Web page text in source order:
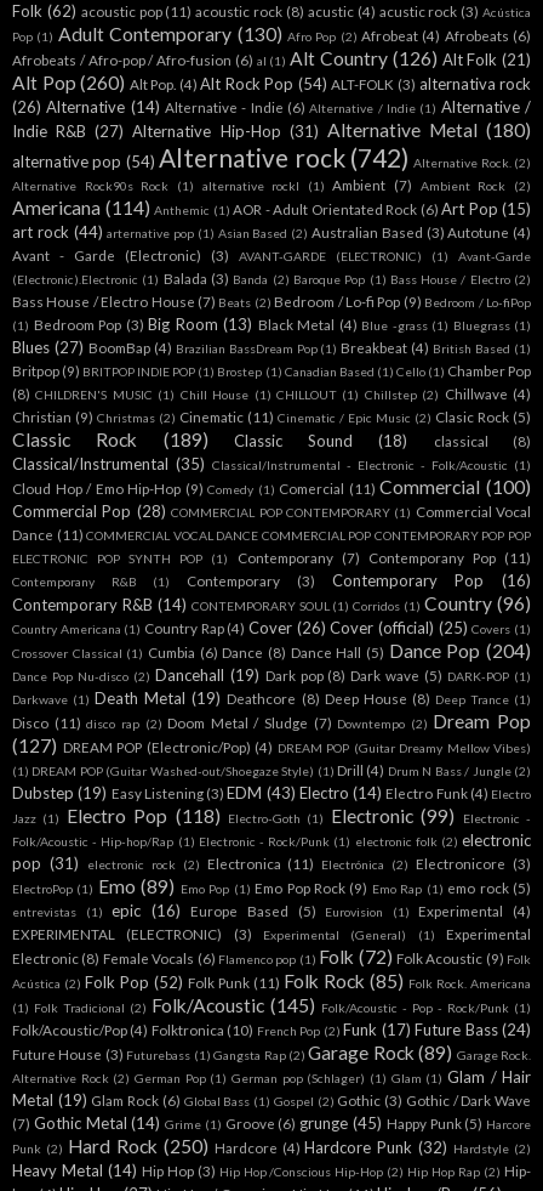
Folk (62) acoustic pop (11) acoustic rock (8) acustic (4) acustic rock (3) Acústica
Pop (1) Adult Contemporary (130) Afro Pop (2) Afrobeat (4) Afrobeats (6)
Afrobeats / Afro-pop / Afro-fusion (6) al (1) Alt Country (126) Alt Folk (21)
Alt Pop (260) Alt Pop. (4) Alt Rock Pop (54) ALT-FOLK (3) alternativa rock
(26) Alternative (14) Alternative - Indie (6) Alternative / Indie (1) Alternative /
Indie R&B (27) Alternative Hip-Hop (31) Alternative Metal (180)
alternative pop (54) Alternative rock (742) Alternative Rock. (2)
Alternative Rock90s Rock
(1) alternative rockl (1) Ambient (7) Ambient Rock (2)
Americana (114) Anthemic (1) AOR - Adult Orientated Rock (6) Art Pop (15)
art rock (44) arternative pop (1) Asian Based (2) Australian Based (3) Autotune (4)
Avant - Garde (Electronic)
(3) AVANT-GARDE (ELECTRONIC) (1)
Avant-Garde
(Electronic).Electronic (1) Balada (3) Banda (2) Baroque Pop (1) Bass House / Electro (2)
Bass House / Electro House (7) Beats (2) Bedroom / Lo-fi Pop (9) Bedroom / Lo-fiPop
(1) Bedroom Pop (3) Big Room (13) Black Metal (4) Blue -grass (1) Bluegrass (1)
Blues (27) BoomBap (4) Brazilian BassDream Pop (1) Breakbeat (4) British Based (1)
Britpop (9) BRITPOP INDIE POP (1) Brostep (1) Canadian Based (1) Cello (1) Chamber Pop
(8) CHILDREN'S MUSIC (1) Chill House (1) CHILLOUT (1) Chillstep (2) Chillwave (4)
Christian (9) Christmas (2) Cinematic (11) Cinematic / Epic Music (2) Clasic Rock (5)
Classic Rock (189) Classic Sound (18) classical (8)
Classical/Instrumental (35) Classical/Instrumental - Electronic - Folk/Acoustic (1)
Cloud Hop / Emo Hip-Hop (9) Comedy (1) Comercial (11) Commercial (100)
Commercial Pop (28) COMMERCIAL POP CONTEMPORARY (1) Commercial Vocal
Dance (11) COMMERCIAL VOCAL DANCE COMMERCIAL POP CONTEMPORARY POP POP
ELECTRONIC POP SYNTH POP
(1) Contemporany (7) Contemporany Pop (11)
Contemporany R&B (1) Contemporary (3) Contemporary Pop
(16)
Contemporary R&B (14) CONTEMPORARY SOUL (1) Corridos (1) Country (96)
Country Americana (1) Country Rap (4) Cover (26) Cover (official) (25) Covers (1)
Crossover Classical (1) Cumbia (6) Dance (8) Dance Hall (5) Dance Pop (204)
Dance Pop Nu-disco (2) Dancehall (19) Dark pop (8) Dark wave (5) DARK-POP (1)
Darkwave (1) Death Metal (19) Deathcore (8) Deep House (8) Deep Trance (1)
Disco (11) disco rap (2) Doom Metal / Sludge (7) Downtempo (2) Dream Pop
(127) DREAM POP (Electronic/Pop) (4) DREAM POP (Guitar Dreamy Mellow Vibes)
(1) DREAM POP (Guitar Washed-out/Shoegaze Style) (1) Drill (4) Drum N Bass / Jungle (2)
Dubstep (19) Easy Listening (3) EDM (43) Electro (14) Electro Funk (4) Electro
Jazz (1) Electro Pop (118) Electro-Goth (1) Electronic (99)
Electronic -
Folk/Acoustic - Hip-hop/Rap (1) Electronic - Rock/Punk (1) electronic folk (2) electronic
pop (31) electronic rock (2) Electronica (11) Electrónica (2) Electronicore (3)
ElectroPop (1) Emo (89) Emo Pop (1) Emo Pop Rock (9) Emo Rap (1) emo rock (5)
entrevistas (1) epic (16) Europe Based (5) Eurovision (1) Experimental
(4)
EXPERIMENTAL (ELECTRONIC)
(3) Experimental (General) (1)
Experimental
Electronic (8) Female Vocals (6) Flamenco pop (1) Folk (72) Folk Acoustic (9) Folk
Acústica (2) Folk Pop (52) Folk Punk (11) Folk Rock (85) Folk Rock. Americana
(1) Folk Tradicional (2) Folk/Acoustic (145) Folk/Acoustic - Pop - Rock/Punk (1)
Folk/Acoustic/Pop (4) Folktronica (10) French Pop (2) Funk (17) Future Bass (24)
Future House (3) Futurebass (1) Gangsta Rap (2) Garage Rock (89) Garage Rock.
Alternative Rock (2) German Pop (1) German pop (Schlager) (1) Glam (1) Glam / Hair
Metal (19) Glam Rock (6) Global Bass (1) Gospel (2) Gothic (3) Gothic / Dark Wave
(7) Gothic Metal (14) Grime (1) Groove (6) grunge (45) Happy Punk (5) Harcore
Punk (2) Hard Rock (250) Hardcore (4) Hardcore Punk (32) Hardstyle (2)
Heavy Metal (14) Hip Hop (3) Hip Hop /Conscious Hip-Hop (2) Hip Hop Rap (2) Hip-